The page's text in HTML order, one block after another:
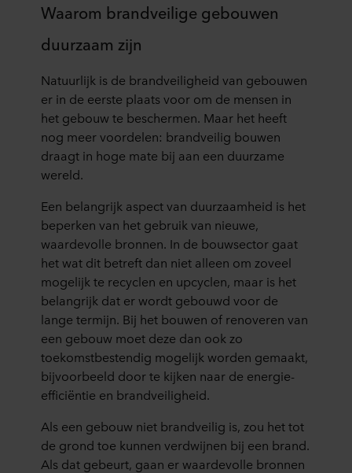
Waarom brandveilige gebouwen
duurzaam zijn
Natuurlijk is de brandveiligheid van gebouwen
er in de eerste plaats voor om de mensen in
het gebouw te beschermen. Maar het heeft
nog meer voordelen: brandveilig bouwen
draagt in hoge mate bij aan een duurzame
wereld.
Een belangrijk aspect van duurzaamheid is het
beperken van het gebruik van nieuwe,
waardevolle bronnen. In de bouwsector gaat
het wat dit betreft dan niet alleen om zoveel
mogelijk te recyclen en upcyclen, maar is het
belangrijk dat er wordt gebouwd voor de
lange termijn. Bij het bouwen of renoveren van
een gebouw moet deze dan ook zo
toekomstbestendig mogelijk worden gemaakt,
bijvoorbeeld door te kijken naar de energie-
efficiëntie en brandveiligheid.
Als een gebouw niet brandveilig is, zou het tot
de grond toe kunnen verdwijnen bij een brand.
Als dat gebeurt, gaan er waardevolle bronnen